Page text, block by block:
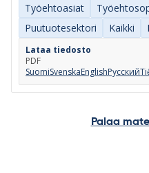
Työehtoasiat
Puutuotesektori
Kaikki
Lataa tiedosto
PDF
SuomiSvenskaEnglishРусский
Palaa